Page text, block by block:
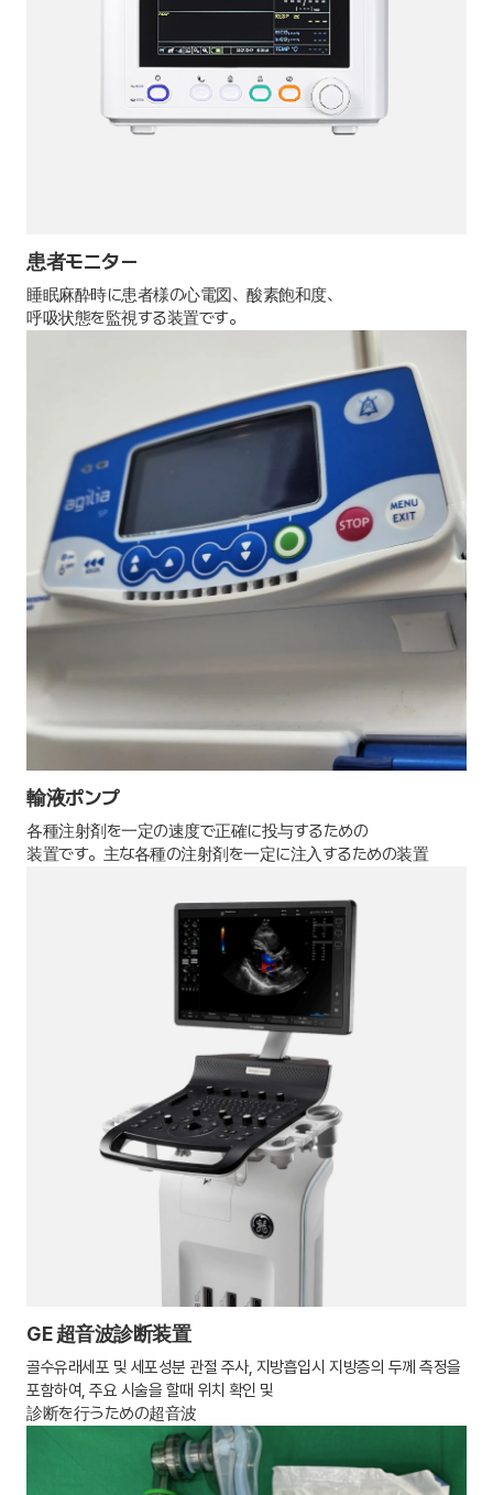
患者モニター
睡眠麻酔時に患者様の心電図、酸素飽和度、
呼吸状態を監視する装置です。
輸液ポンプ
各種注射剤を一定の速度で正確に投与するための
装置です。主な各種の注射剤を一定に注入するための装置
GE 超音波診断装置
골수유래세포 및 세포성분 관절 주사, 지방흡입시 지방층의 두께 측정을
포함하여, 주요 시술을 할때 위치 확인 및
診断を行うための超音波